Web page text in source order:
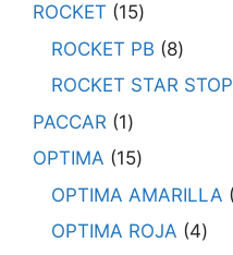
ROCKET
15
ROCKET PB
8
ROCKET STAR STOP
PACCAR
1
OPTIMA
15
OPTIMA AMARILLA
OPTIMA ROJA
4